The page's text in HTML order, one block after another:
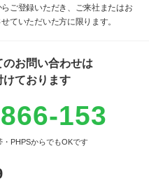
ご登録いただき、ご来社またはお
ていただいた方に限ります。
お問い合わせは
けております
153
PHPSからでもOKです